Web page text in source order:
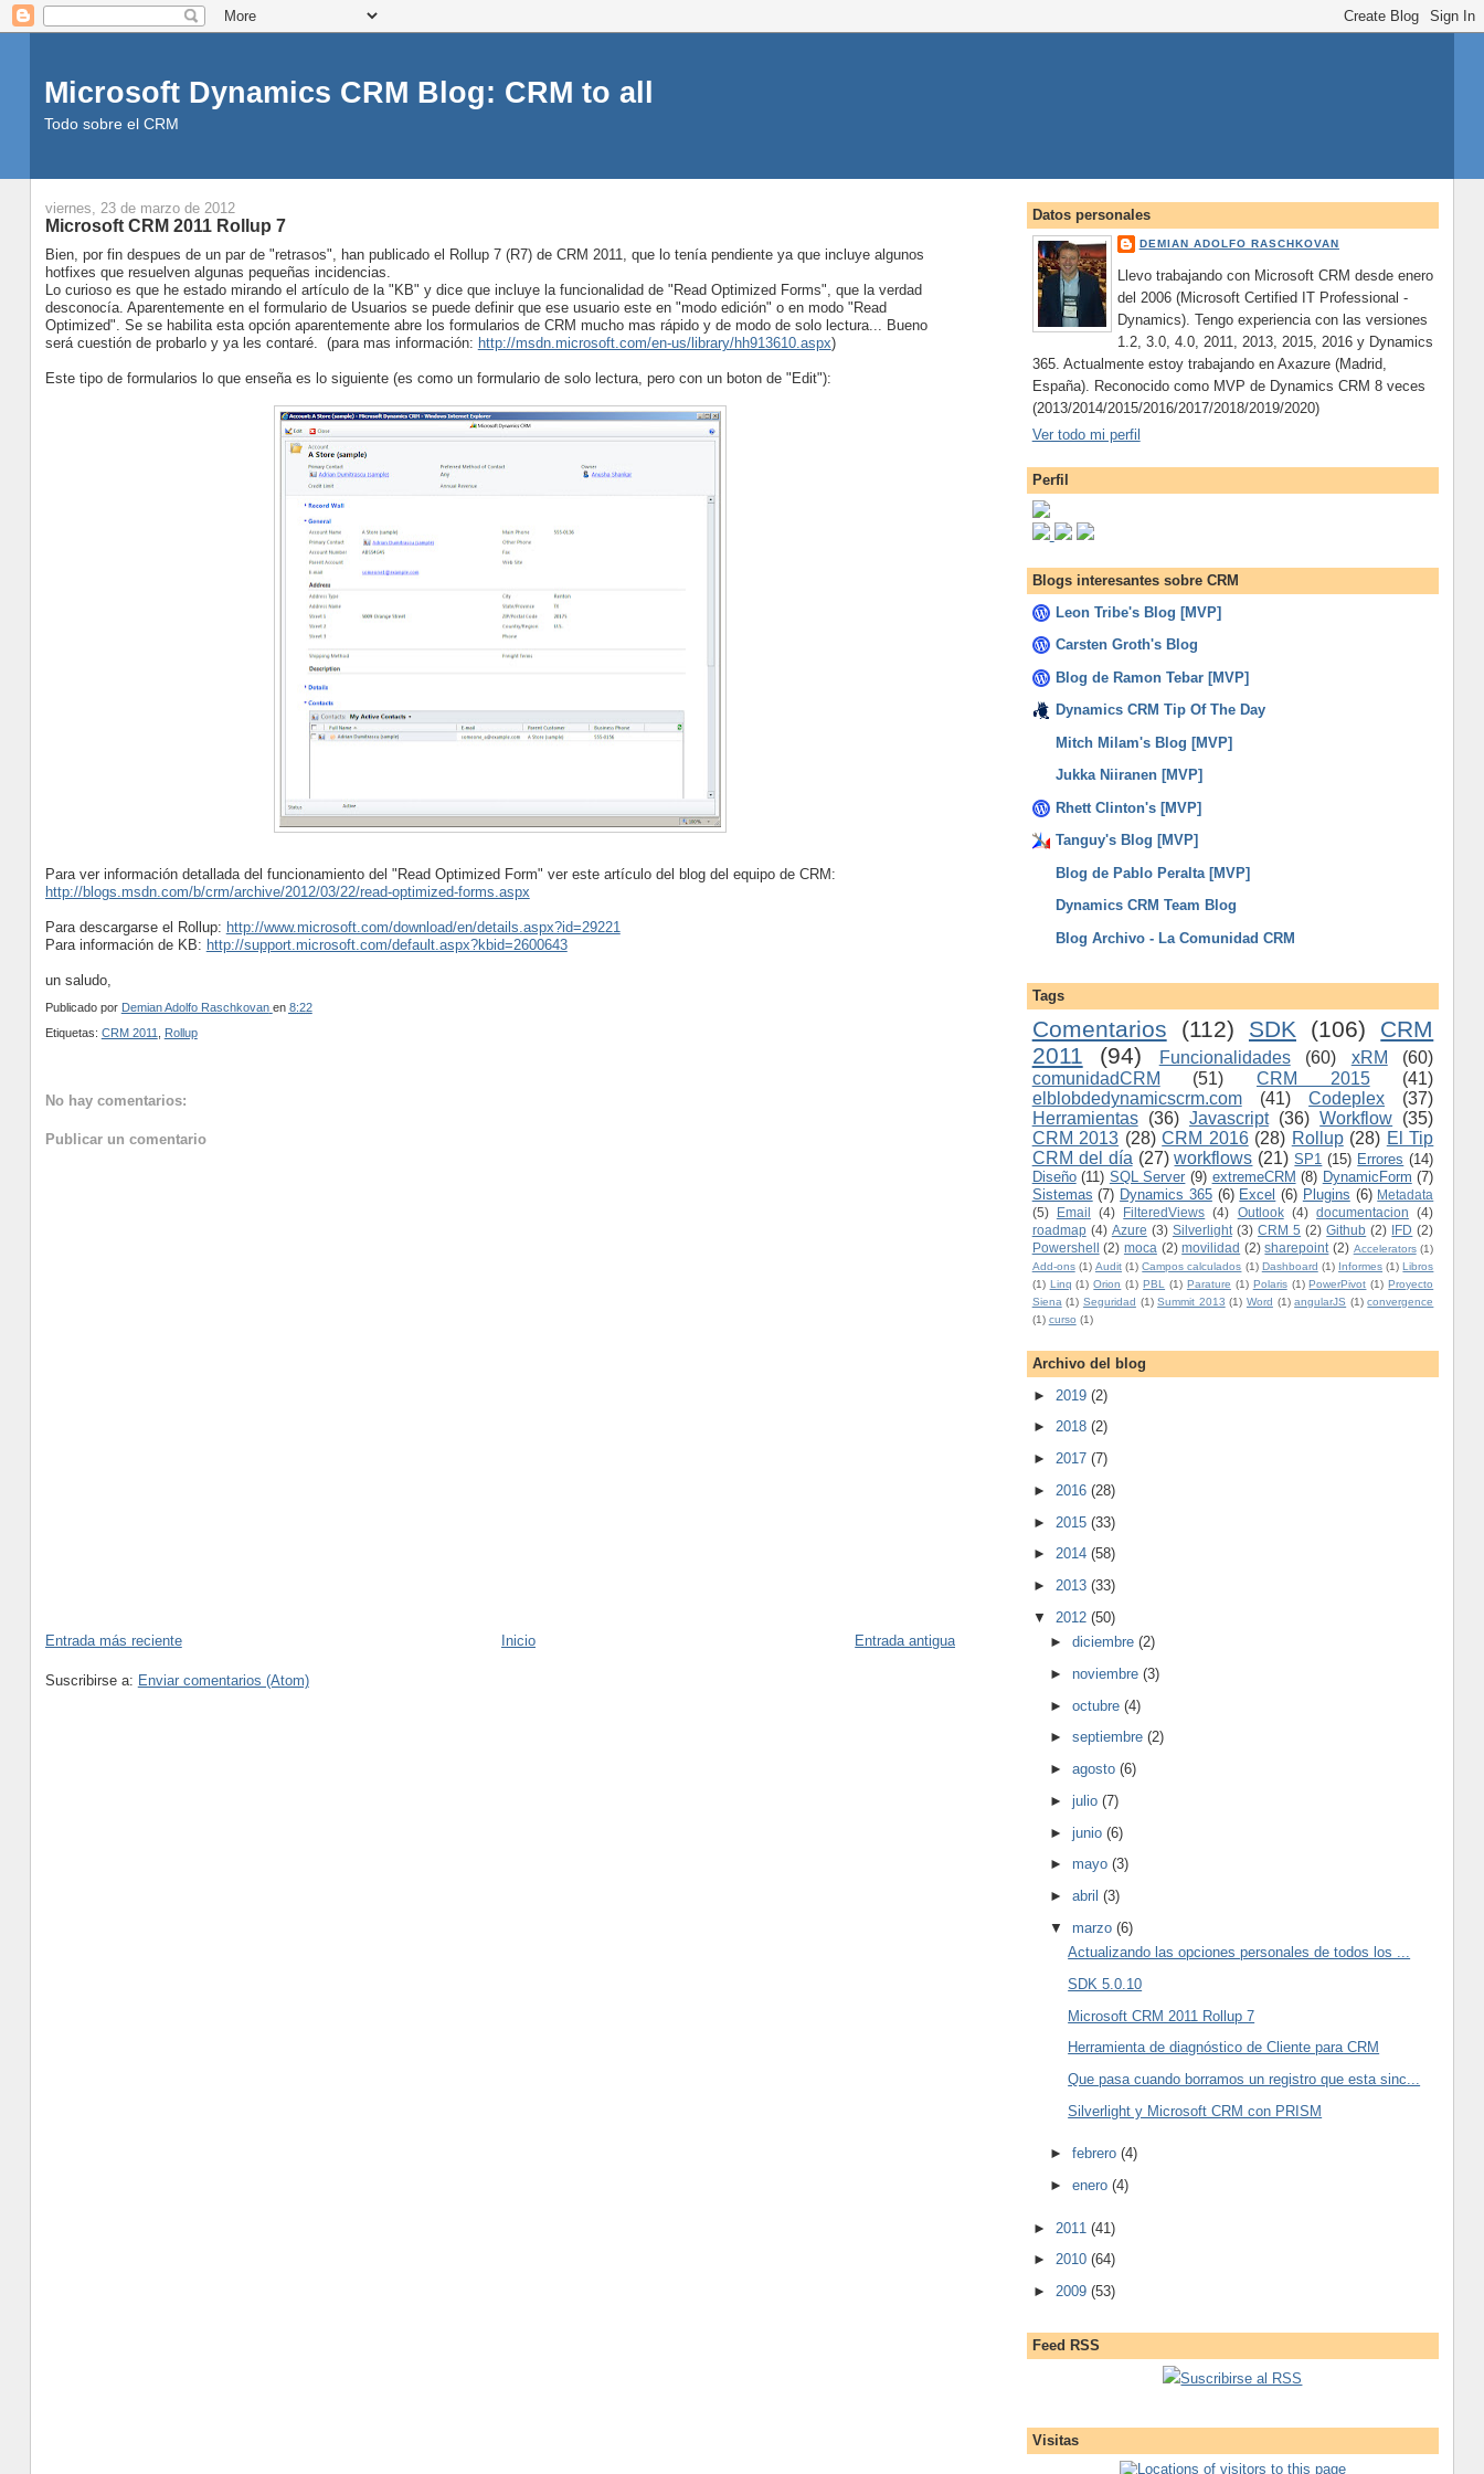
Microsoft Dynamics CRM Blog: CRM to all
Todo sobre el CRM
viernes, 23 de marzo de 2012
Microsoft CRM 2011 Rollup 7
Bien, por fin despues de un par de "retrasos", han publicado el Rollup 7 (R7) de CRM 2011, que lo tenía pendiente ya que incluye algunos
hotfixes que resuelven algunas pequeñas incidencias.
Lo curioso es que he estado mirando el artículo de la "KB" y dice que incluye la funcionalidad de "Read Optimized Forms", que la verdad
desconocía. Aparentemente en el formulario de Usuarios se puede definir que ese usuario este en "modo edición" o en modo "Read
Optimized". Se se habilita esta opción aparentemente abre los formularios de CRM mucho mas rápido y de modo de solo lectura... Bueno
será cuestión de probarlo y ya les contaré. (para mas información: http://msdn.microsoft.com/en-us/library/hh913610.aspx)
Este tipo de formularios lo que enseña es lo siguiente (es como un formulario de solo lectura, pero con un boton de "Edit"):
Para ver información detallada del funcionamiento del "Read Optimized Form" ver este artículo del blog del equipo de CRM:
http://blogs.msdn.com/b/crm/archive/2012/03/22/read-optimized-forms.aspx
Para descargarse el Rollup: http://www.microsoft.com/download/en/details.aspx?id=29221
Para información de KB: http://support.microsoft.com/default.aspx?kbid=2600643
un saludo,
Publicado por Demian Adolfo Raschkovan en 8:22
Etiquetas: CRM 2011 Rollup
No hay comentarios:
Publicar un comentario
Entrada más reciente Entrada antigua
Inicio
Suscribirse a: Enviar comentarios (Atom)
Datos personales
DEMIAN ADOLFO RASCHKOVAN
Llevo trabajando con Microsoft CRM desde enero
del 2006 (Microsoft Certified IT Professional -
Dynamics). Tengo experiencia con las versiones
1.2, 3.0, 4.0, 2011, 2013, 2015, 2016 y Dynamics
365. Actualmente estoy trabajando en Axazure (Madrid,
España). Reconocido como MVP de Dynamics CRM 8 veces
(2013/2014/2015/2016/2017/2018/2019/2020)
Ver todo mi perfil
Perfil
Blogs interesantes sobre CRM
Leon Tribe's Blog [MVP]
Carsten Groth's Blog
Blog de Ramon Tebar [MVP]
Dynamics CRM Tip Of The Day
Mitch Milam's Blog [MVP]
Jukka Niiranen [MVP]
Rhett Clinton's [MVP]
Tanguy's Blog [MVP]
Blog de Pablo Peralta [MVP]
Dynamics CRM Team Blog
Blog Archivo - La Comunidad CRM
Tags
Comentarios (112) SDK (106)
CRM
2011
(94) Funcionalidades (60) xRM
(60)
comunidadCRM
(51) CRM 2015
(41)
elblobdedynamicscrm.com
(41) Codeplex
(37)
Herramientas
(36) Javascript (36) Workflow (35)
CRM 2013 (28) CRM 2016 (28) Rollup (28) El Tip
CRM del día (27) workflows (21) SP1 (15) Errores (14)
Diseño (11) SQL Server (9) extremeCRM (8) DynamicForm (7)
Sistemas (7) Dynamics 365 (6) Excel (6) Plugins (6) Metadata
(5)
Email (4) FilteredViews (4) Outlook (4) documentacion
(4)
roadmap (4) Azure (3) Silverlight (3) CRM 5 (2) Github (2) IFD (2)
Powershell
(2) moca (2) movilidad (2) sharepoint (2) Accelerators (1)
Add-ons (1) Audit (1) Campos calculados (1) Dashboard (1) Informes (1) Libros
(1) Linq (1) Orion (1) PBL (1) Parature (1) Polaris (1) PowerPivot (1) Proyecto
Siena (1) Seguridad (1) Summit 2013 (1) Word (1) angularJS (1) convergence
(1) curso (1)
Archivo del blog
► 2019 (2)
► 2018 (2)
► 2017 (7)
► 2016 (28)
► 2015 (33)
► 2014 (58)
► 2013 (33)
▼ 2012 (50)
►diciembre(2)
►noviembre(3)
►octubre(4)
►septiembre(2)
►agosto(6)
►julio(7)
►junio(6)
►mayo(3)
►abril(3)
▼marzo(6)
Actualizando las opciones personales de todos los ...
SDK 5.0.10
Microsoft CRM 2011 Rollup 7
Herramienta de diagnóstico de Cliente para CRM
Que pasa cuando borramos un registro que esta sinc...
Silverlight y Microsoft CRM con PRISM
►febrero(4)
►enero(4)
► 2011 (41)
► 2010 (64)
► 2009 (53)
Feed RSS
Suscribirse al RSS
Visitas